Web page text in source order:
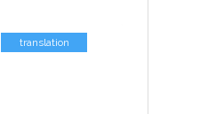
translation